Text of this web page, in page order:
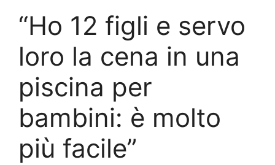
“Ho 12 figli e servo
loro la cena in una
piscina per
bambini: è molto
più facile”